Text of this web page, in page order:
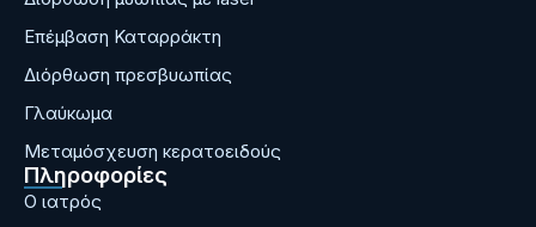
Επέμβαση Καταρράκτη
Διόρθωση πρεσβυωπίας
Γλαύκωμα
Μεταμόσχευση κερατοειδούς
Πληροφορίες
Ο ιατρός